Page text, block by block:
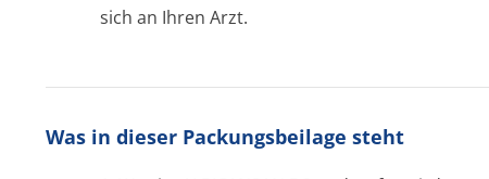
sich an Ihren Arzt.
Was in dieser Packungsbeilage steht